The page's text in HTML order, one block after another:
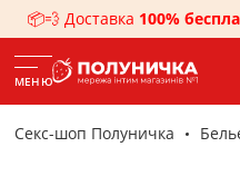
📦💨 Доставка 100%
МЕНЮ
Секс-шоп Полуничка